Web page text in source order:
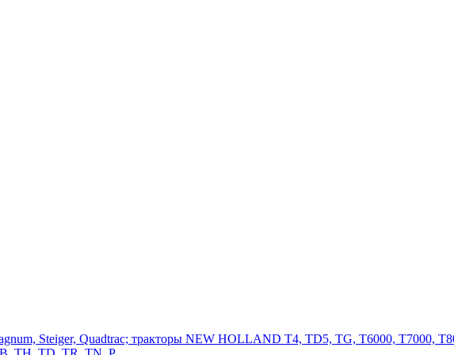
Steiger, Quadtrac; тракторы NEW HOLLAND T4, TD5, TG, T6000, T7000,